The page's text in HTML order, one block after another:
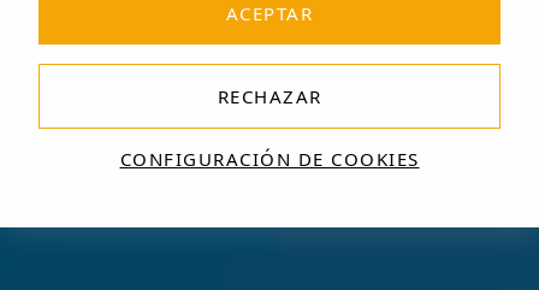
CONFIGURACIÓN DE COOKIES
RECHAZAR
ACEPTAR